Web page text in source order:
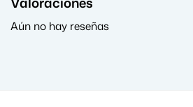
Aún no hay reseñas